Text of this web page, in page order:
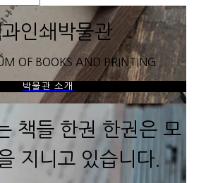
인쇄박물관
OF BOOKS AND PRINTING
박물관 소개
책들 한권 한권은 모
지니고 있습니다.